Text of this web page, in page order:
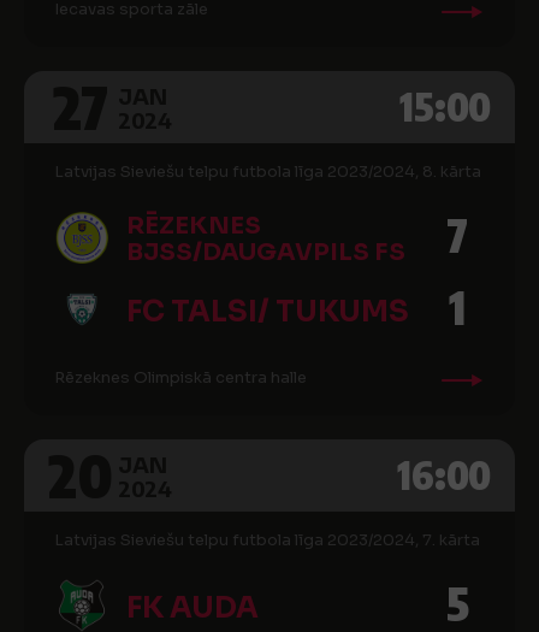
Iecavas sporta zāle
15:00
Latvijas Sieviešu telpu futbola līga 2023/2024, 8. kārta
RĒZEKNES
BJSS/DAUGAVPILS FS
7
FC TALSI/ TUKUMS 1
Rēzeknes Olimpiskā centra halle
16:00
Latvijas Sieviešu telpu futbola līga 2023/2024, 7. kārta
FK AUDA 5